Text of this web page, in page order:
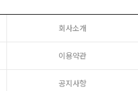
회사소개
이용약관
공지사항